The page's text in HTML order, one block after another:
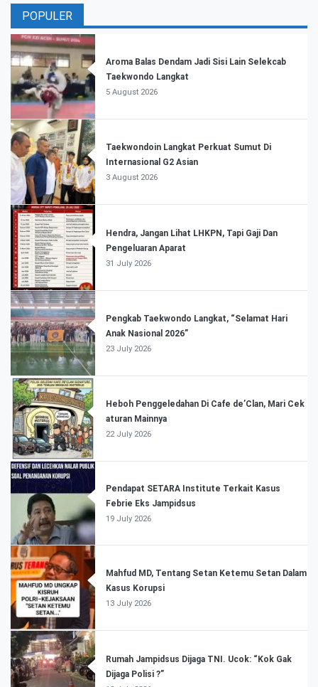
POPULER
Aroma Balas Dendam Jadi Sisi Lain Selekcab
Taekwondo Langkat
5 August 2026
Taekwondoin Langkat Perkuat Sumut Di
Internasional G2 Asian
3 August 2026
Hendra, Jangan Lihat LHKPN, Tapi Gaji Dan
Pengeluaran Aparat
31 July 2026
Pengkab Taekwondo Langkat, “Selamat Hari
Anak Nasional 2026”
23 July 2026
Heboh Penggeledahan Di Cafe de’Clan, Mari Cek
aturan Mainnya
22 July 2026
Pendapat SETARA Institute Terkait Kasus
Febrie Eks Jampidsus
19 July 2026
Mahfud MD, Tentang Setan Ketemu Setan Dalam
Kasus Korupsi
13 July 2026
Rumah Jampidsus Dijaga TNI. Ucok: “Kok Gak
Dijaga Polisi ?”